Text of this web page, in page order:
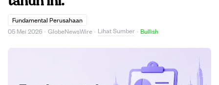
Fundamental Perusahaan
05 Mei 2026 · GlobeNewsWire · Lihat Sumber · Bullish